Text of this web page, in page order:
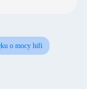
o mocy hifi